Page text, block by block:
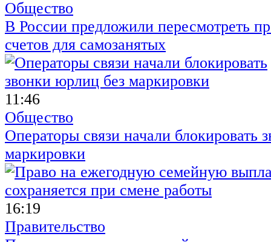
Общество
В России предложили пересмотреть
счетов для самозанятых
11:46
Общество
Операторы связи начали блокировать
маркировки
16:19
Правительство